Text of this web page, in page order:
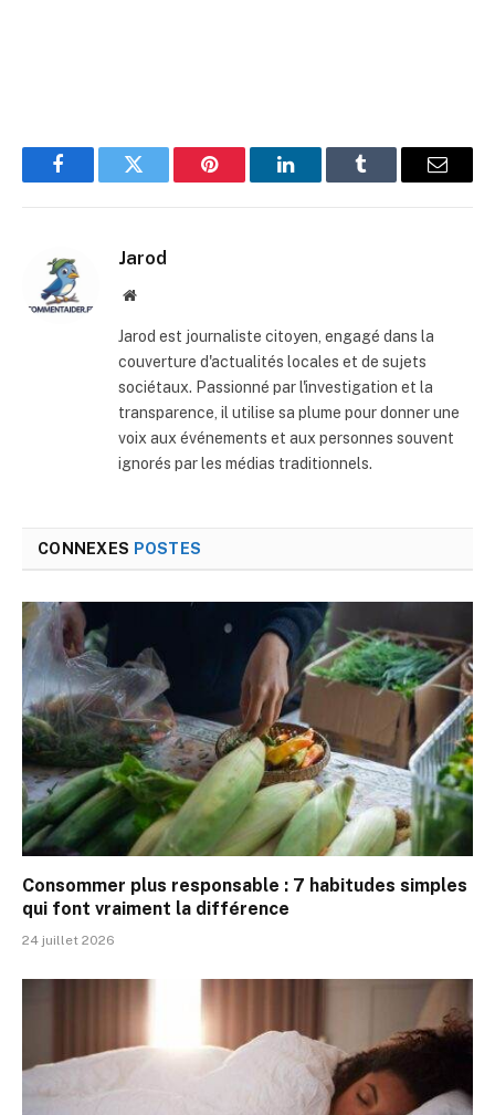
FacebookTwitter Pinterest LinkedInTumblr
E-
Jarod
Site
Jarod est journaliste citoyen, engagé dans la
couverture d'actualités locales et de sujets
sociétaux. Passionné par l'investigation et la
transparence, il utilise sa plume pour donner une
voix aux événements et aux personnes souvent
ignorés par les médias traditionnels.
CONNEXES POSTES
Consommer plus responsable : 7 habitudes simples
qui font vraiment la différence
24 juillet 2026